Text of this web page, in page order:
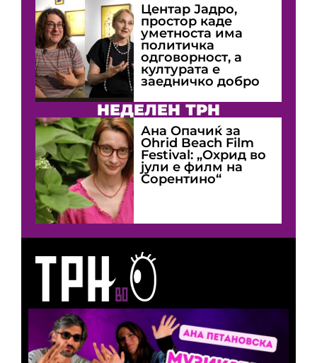
Центар Јадро,
простор каде
уметноста има
политичка
одговорност, а
културата е
заедничко добро
НЕДЕЛЕН ТРН
Ана Опачиќ за
Оhrid Beach Film
Festival: „Охрид во
јули е филм на
Сорентино“